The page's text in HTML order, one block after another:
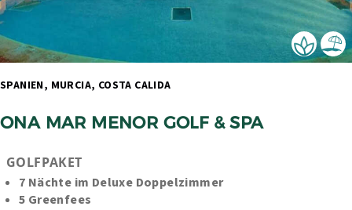
ONA MAR MENOR GOLF & SPA
GOLFPAKET
7 Nächte im Deluxe Doppelzimmer
5 Greenfees